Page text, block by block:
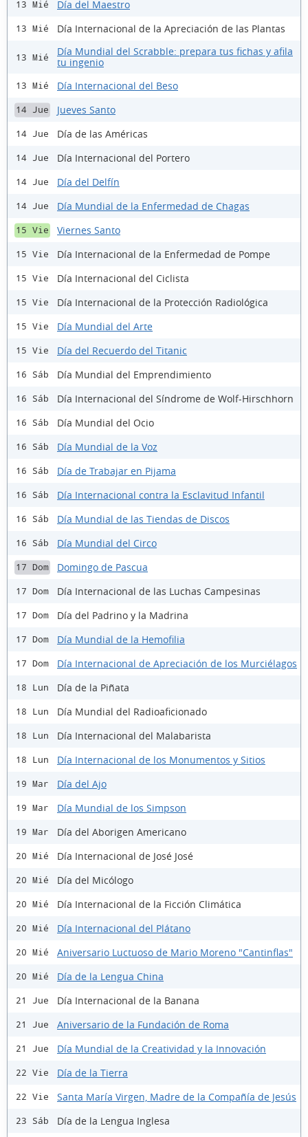
13 Mié Día del Maestro
13 Mié Día Internacional de la Apreciación de las Plantas
13 Mié
Día Mundial del Scrabble: prepara tus fichas y afila
tu ingenio
13 Mié Día Internacional del Beso
14 Jue Jueves Santo
14 Jue Día de las Américas
14 Jue Día Internacional del Portero
14 Jue Día del Delfín
14 Jue Día Mundial de la Enfermedad de Chagas
15 Vie Viernes Santo
15 Vie Día Internacional de la Enfermedad de Pompe
15 Vie Día Internacional del Ciclista
15 Vie Día Internacional de la Protección Radiológica
15 Vie Día Mundial del Arte
15 Vie Día del Recuerdo del Titanic
16 Sáb Día Mundial del Emprendimiento
16 Sáb Día Internacional del Síndrome de Wolf-Hirschhorn
16 Sáb Día Mundial del Ocio
16 Sáb Día Mundial de la Voz
16 Sáb Día de Trabajar en Pijama
16 Sáb Día Internacional contra la Esclavitud Infantil
16 Sáb Día Mundial de las Tiendas de Discos
16 Sáb Día Mundial del Circo
17 Dom Domingo de Pascua
17 Dom Día Internacional de las Luchas Campesinas
17 Dom Día del Padrino y la Madrina
17 Dom Día Mundial de la Hemofilia
17 Dom Día Internacional de Apreciación de los Murciélagos
18 Lun Día de la Piñata
18 Lun Día Mundial del Radioaficionado
18 Lun Día Internacional del Malabarista
18 Lun Día Internacional de los Monumentos y Sitios
19 Mar Día del Ajo
19 Mar Día Mundial de los Simpson
19 Mar Día del Aborigen Americano
20 Mié Día Internacional de José José
20 Mié Día del Micólogo
20 Mié Día Internacional de la Ficción Climática
20 Mié Día Internacional del Plátano
20 Mié Aniversario Luctuoso de Mario Moreno "Cantinflas"
20 Mié Día de la Lengua China
21 Jue Día Internacional de la Banana
21 Jue Aniversario de la Fundación de Roma
21 Jue Día Mundial de la Creatividad y la Innovación
22 Vie Día de la Tierra
22 Vie Santa María Virgen, Madre de la Compañía de Jesús
23 Sáb Día de la Lengua Inglesa